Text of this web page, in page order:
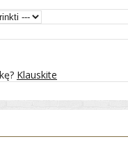
Klauskite